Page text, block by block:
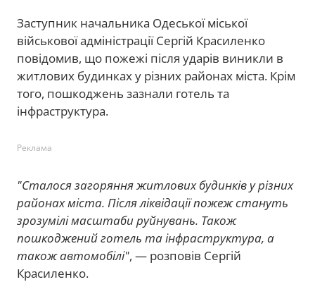
Заступник начальника Одеської міської
військової адміністрації Сергій Красиленко
повідомив, що пожежі після ударів виникли в
житлових будинках у різних районах міста. Крім
того, пошкоджень зазнали готель та
інфраструктура.
Реклама
"Сталося загоряння житлових будинків у різних
районах міста. Після ліквідації пожеж стануть
зрозумілі масштаби руйнувань. Також
пошкоджений готель та інфраструктура, а
також автомобілі", — розповів Сергій
Красиленко.